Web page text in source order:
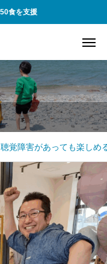
食を支援
聴覚障害があっても楽しめ